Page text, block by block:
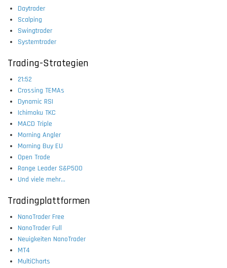
Daytrader
Scalping
Swingtrader
Systemtrader
Trading-Strategien
21:52
Crossing TEMAs
Dynamic RSI
Ichimoku TKC
MACD Triple
Morning Angler
Morning Buy EU
Open Trade
Range Leader S&P500
Und viele mehr...
Tradingplattformen
NanoTrader Free
NanoTrader Full
Neuigkeiten NanoTrader
MT4
MultiCharts